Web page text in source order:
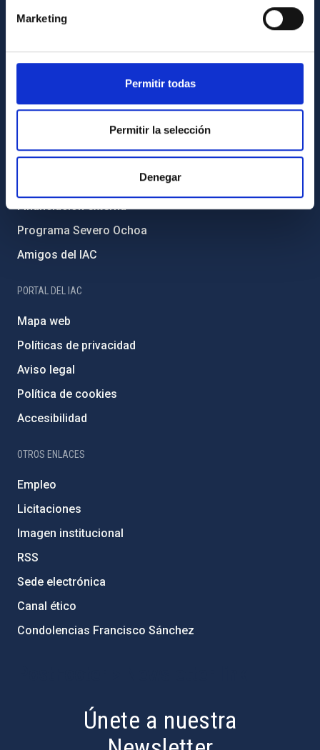
Marketing
Permitir todas
Permitir la selección
Denegar
Transparencia
Código ético y política antifraude
Igualdad y diversidad de género
Medio Ambiente y Sostenibilidad
Proyectos institucionales
Financiación externa
Programa Severo Ochoa
Amigos del IAC
PORTAL DEL IAC
Mapa web
Políticas de privacidad
Aviso legal
Política de cookies
Accesibilidad
OTROS ENLACES
Empleo
Licitaciones
Imagen institucional
RSS
Sede electrónica
Canal ético
Condolencias Francisco Sánchez
Únete a nuestra